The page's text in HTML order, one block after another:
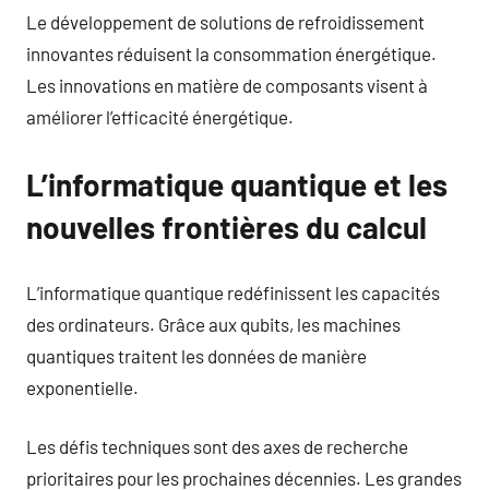
Le développement de solutions de refroidissement
innovantes réduisent la consommation énergétique.
Les innovations en matière de composants visent à
améliorer l’efficacité énergétique.
L’informatique quantique et les
nouvelles frontières du calcul
L’informatique quantique redéfinissent les capacités
des ordinateurs. Grâce aux qubits, les machines
quantiques traitent les données de manière
exponentielle.
Les défis techniques sont des axes de recherche
prioritaires pour les prochaines décennies. Les grandes